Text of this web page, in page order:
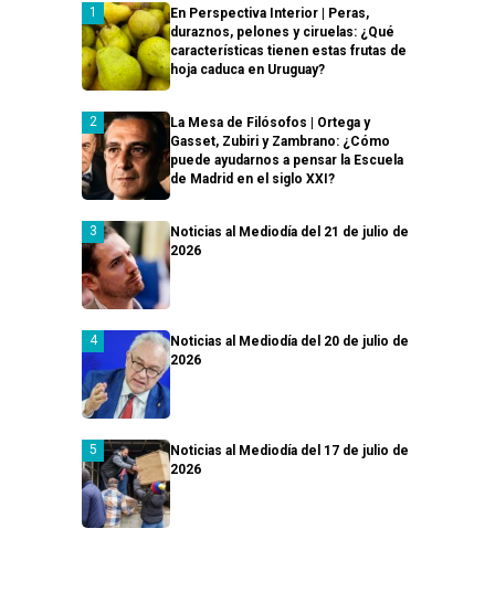
En Perspectiva Interior | Peras,
duraznos, pelones y ciruelas: ¿Qué
características tienen estas frutas de
hoja caduca en Uruguay?
La Mesa de Filósofos | Ortega y
Gasset, Zubiri y Zambrano: ¿Cómo
puede ayudarnos a pensar la Escuela
de Madrid en el siglo XXI?
Noticias al Mediodía del 21 de julio de
2026
Noticias al Mediodía del 20 de julio de
2026
Noticias al Mediodía del 17 de julio de
2026